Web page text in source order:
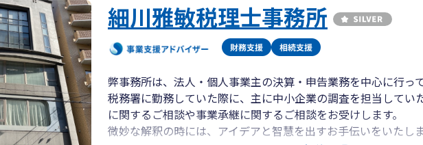
細川雅敏税理士事務所
弊事務所は、法人・個人事業主の決算・申告業務を中心に行って
税務署に勤務していた際に、主に中小企業の調査を担当してい
に関するご相談や事業承継に関するご相談をお受けします。
微妙な解釈の時には、アイデアと智慧を出すお手伝いをいたし